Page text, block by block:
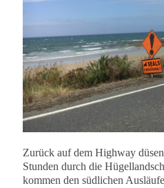
Zurück auf dem Highway
Stunden durch die
kommen den südlichen